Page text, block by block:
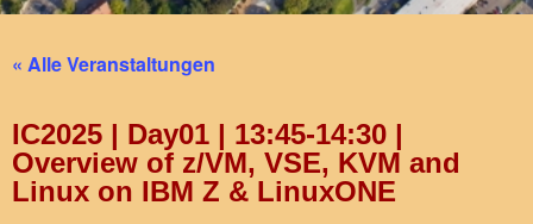
« Alle Veranstaltungen
IC2025 | Day01 | 13:45-14:30 |
Overview of z/VM, VSE, KVM and
Linux on IBM Z & LinuxONE